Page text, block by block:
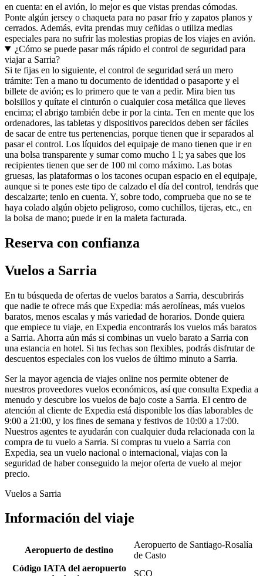
en cuenta: en el avión, lo mejor es que vistas prendas cómodas.
Ponte algún jersey o chaqueta para no pasar frío y zapatos planos y
cerrados. Además, evita prendas muy ceñidas o utiliza medias
especiales para no sufrir las molestias propias de los viajes en avión.
¿Cómo se puede pasar más rápido el control de seguridad para
viajar a Sarria?
Si te fijas en lo siguiente, el control de seguridad será un mero
trámite: Ten a mano tu documento de identidad o pasaporte y el
billete de avión; es lo primero que te van a pedir. Mira bien tus
bolsillos y quítate el cinturón o cualquier cosa metálica que lleves
encima; el abrigo también debe ir por la cinta. Ten en mente que los
ordenadores, las tabletas y dispositivos parecidos deben ser fáciles
de sacar de entre tus pertenencias, porque tienen que ir separados al
pasar el control. Los líquidos del equipaje de mano tienen que ir en
una bolsa transparente y sumar como mucho 1 l; ya sabes que los
recipientes tienen que ser de 100 ml como máximo. Las botas
gruesas, las plataformas o los tacones ocupan espacio en el equipaje,
aunque si te pones este tipo de calzado el día del control, tendrás que
descalzarte; tenlo en cuenta. Y, sobre todo, comprueba que no se te
haya colado algún objeto peligroso, como cuchillos, tijeras, etc., en
la bolsa de mano; puede ir en la maleta facturada.
Reserva con confianza
Vuelos a Sarria
En tu búsqueda de ofertas de vuelos baratos a Sarria, descubrirás
que nadie te ofrece más que Expedia: más aerolíneas, más vuelos
baratos, menos escalas y más variedad de horarios. Donde quiera
que empiece tu viaje, en Expedia encontrarás los vuelos más baratos
a Sarria. Ahorra aún más si combinas un vuelo barato a Sarria con
una estancia en hotel. Si tus fechas son flexibles, podrás disfrutar de
descuentos especiales con los vuelos de último minuto a Sarria.
Ser la mayor agencia de viajes online nos permite obtener de
nuestros proveedores vuelos económicos, así que consulta Expedia a
menudo y descubre los vuelos de bajo coste a Sarria. El centro de
atención al cliente de Expedia está disponible los días laborables de
9:00 a 21:00, y los fines de semana y festivos de 10:00 a 17:00.
Nuestros agentes te ayudarán con cualquier duda relacionada con la
compra de tu vuelo a Sarria. Si compras tu vuelo a Sarria con
Expedia, sea un vuelo nacional o internacional, viajas con la
seguridad de haber conseguido la mejor oferta de vuelo al mejor
precio.
Vuelos a Sarria
Información del viaje
Aeropuerto de destino
Aeropuerto de Santiago-Rosalía
de Casto
Código IATA del aeropuerto
SCQ